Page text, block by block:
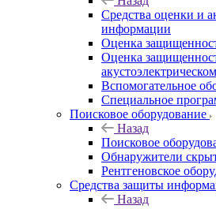
Средства оценки и
информации
Оценка
Оценка
Вспомогательное
Специальное
Поисковое оборудование
Назад
Поисковое
Обнаружители
Рентгеновское
Средства защиты
Назад